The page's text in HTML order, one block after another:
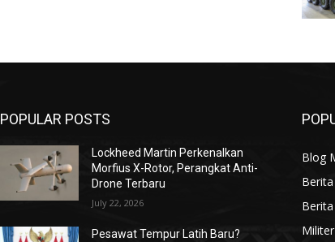
POPULAR POSTS
Lockheed Martin Perkenalkan
Morfius X-Rotor, Perangkat Anti-
Drone Terbaru
July 22, 2026
Pesawat Tempur Latih Baru?
Blog
Militer